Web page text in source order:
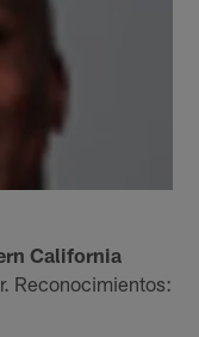
California
Reconocimientos: